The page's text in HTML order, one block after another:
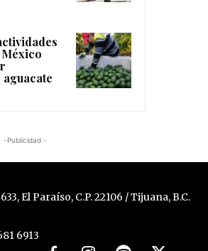
-Publicidad -
El Paraíso, C.P. 22106 / Tijuana, B.C.
6913